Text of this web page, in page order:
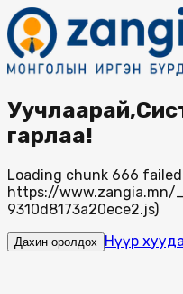
гарлаа!
Loading chunk 666
https://
9310d8173a20ece2.js)
Дахин оролдох Нүүр